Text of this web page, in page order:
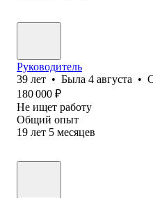
Руководитель
39 лет • Была 4 августа •
180 000 ₽
Не ищет работу
Общий опыт
19 лет 5 месяцев